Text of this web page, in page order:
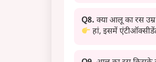
Q8. क्या आलू का रस
हां, इसमें